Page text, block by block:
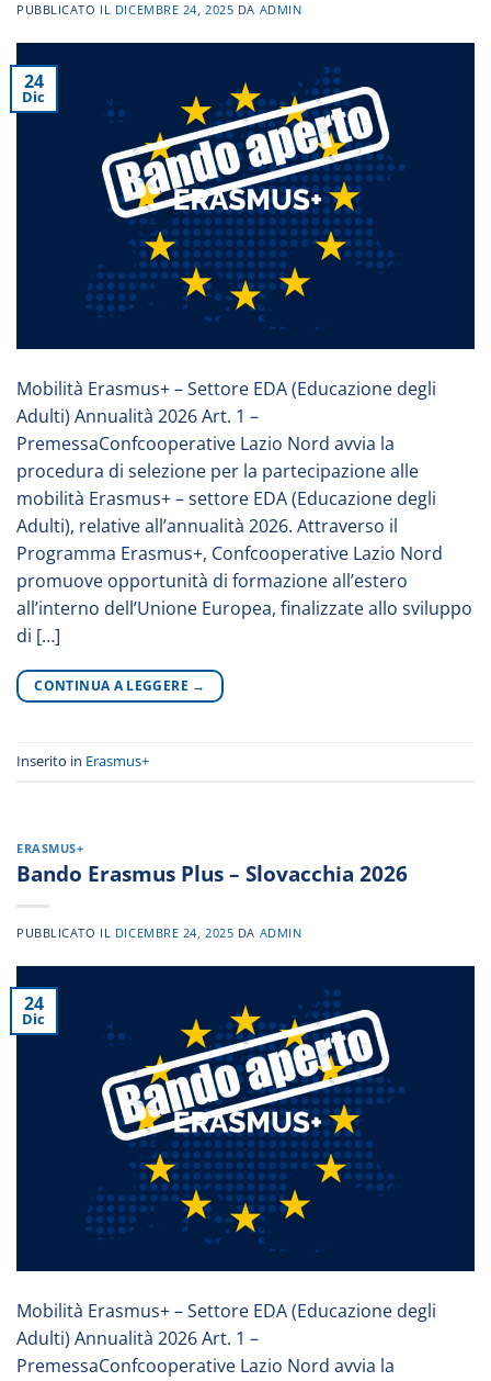
PUBBLICATO IL DICEMBRE 24, 2025 DA ADMIN
24
Dic
Mobilità Erasmus+ – Settore EDA (Educazione degli
Adulti) Annualità 2026 Art. 1 –
PremessaConfcooperative Lazio Nord avvia la
procedura di selezione per la partecipazione alle
mobilità Erasmus+ – settore EDA (Educazione degli
Adulti), relative all’annualità 2026. Attraverso il
Programma Erasmus+, Confcooperative Lazio Nord
promuove opportunità di formazione all’estero
all’interno dell’Unione Europea, finalizzate allo sviluppo
di […]
CONTINUA A LEGGERE →
Inserito in Erasmus+
ERASMUS+
Bando Erasmus Plus – Slovacchia 2026
PUBBLICATO IL DICEMBRE 24, 2025 DA ADMIN
24
Dic
Mobilità Erasmus+ – Settore EDA (Educazione degli
Adulti) Annualità 2026 Art. 1 –
PremessaConfcooperative Lazio Nord avvia la